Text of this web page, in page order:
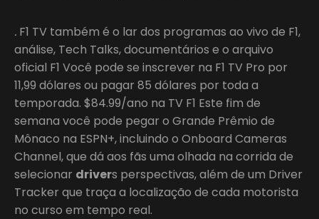
. F1 TV também é o lar dos programas ao vivo de F1,
análise, Tech Talks, documentários e o arquivo
oficial F1 Você pode se inscrever na F1 TV Pro por
11,99 dólares ou pagar 85 dólares por toda a
temporada. $84.99/ano na TV F1 Este fim de
semana você pode pegar o Grande Prêmio de
Mônaco na ESPN+, incluindo o Onboard Cameras
Channel, que dá aos fãs uma olhada na corrida de
selecionar drivers perspectivas, além de um Driver
Tracker que traça a localização de cada motorista
no curso em tempo real.